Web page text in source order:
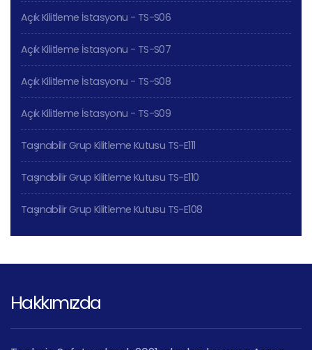
Açık Kilitleme İstasyonu - TS-S06
Açık Kilitleme İstasyonu - TS-S07
Açık Kilitleme İstasyonu - TS-S08
Açık Kilitleme İstasyonu - TS-S09
Taşınabilir Grup Kilitleme Kutusu TS-E111
Taşınabilir Grup Kilitleme Kutusu TS-E110
Taşınabilir Grup Kilitleme Kutusu TS-E108
Hakkımızda